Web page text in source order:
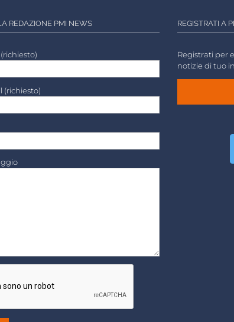
REDAZIONE PMI NEWS
(richiesto)
REGISTRATI A
Registrati per
notizie di tuo